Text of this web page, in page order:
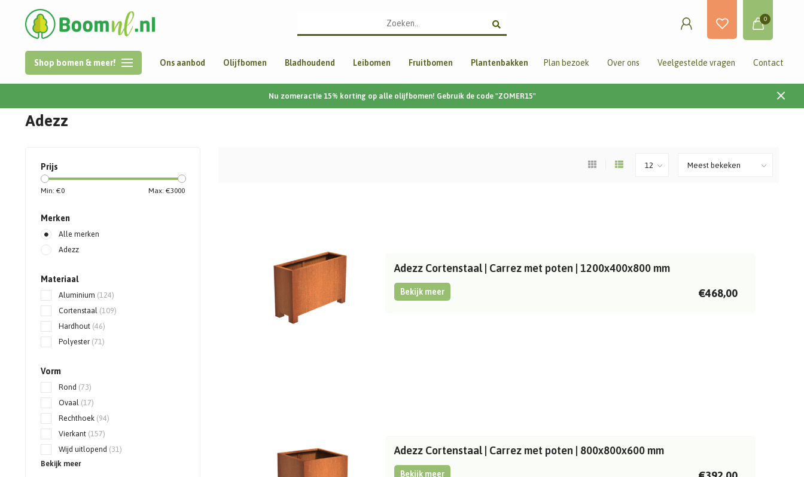
0
Shop bomen & meer! Ons aanbod Olijfbomen Bladhoudend Leibomen Fruitbomen Plantenbakken Plan bezoek Over ons Veelgestelde vragen Contact
Nu zomeractie 15% korting op alle olijfbomen! Gebruik de code "ZOMER15"
Adezz
Prijs
Min: €0 Max: €3000
Merken
Alle merken
Adezz
Materiaal
Aluminium (124)
Cortenstaal (109)
Hardhout (46)
Polyester (71)
Vorm
Rond (73)
Ovaal (17)
Rechthoek (94)
Vierkant (157)
Wijd uitlopend (31)
Bekijk meer
Adezz Cortenstaal | Carrez met poten | 1200x400x800 mm
Bekijk meer €468,00
Adezz Cortenstaal | Carrez met poten | 800x800x600 mm
Bekijk meer